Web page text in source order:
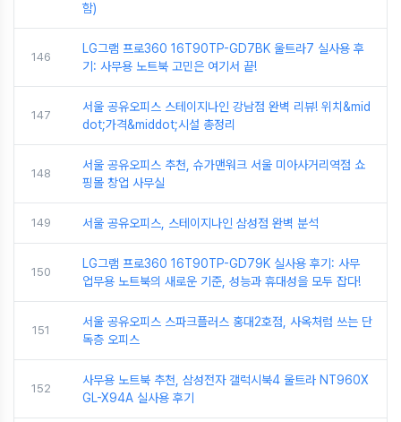
함)
146
LG그램 프로360 16T90TP-GD7BK 울트라7 실사용 후
기: 사무용 노트북 고민은 여기서 끝!
147
서울 공유오피스 스테이지나인 강남점 완벽 리뷰! 위치&mid
dot;가격&middot;시설 총정리
148
서울 공유오피스 추천, 슈가맨워크 서울 미아사거리역점 쇼
핑몰 창업 사무실
149 서울 공유오피스, 스테이지나인 삼성점 완벽 분석
150
LG그램 프로360 16T90TP-GD79K 실사용 후기: 사무
업무용 노트북의 새로운 기준, 성능과 휴대성을 모두 잡다!
151
서울 공유오피스 스파크플러스 홍대2호점, 사옥처럼 쓰는 단
독층 오피스
152
사무용 노트북 추천, 삼성전자 갤럭시북4 울트라 NT960X
GL-X94A 실사용 후기